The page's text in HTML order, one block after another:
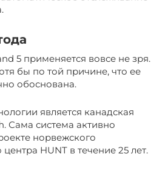
5 применяется вовсе не зря.
бы по той причине, что ее
обоснована.
является канадская
Сама система активно
норвежского
HUNT в течение 25 лет.